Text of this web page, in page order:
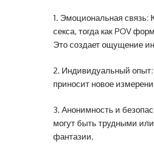
1. Эмоциональная связь:
секса, тогда как POV
Это создает ощущение
2. Индивидуальный опыт:
приносит новое
3. Анонимность и
могут быть трудными
фантазии.